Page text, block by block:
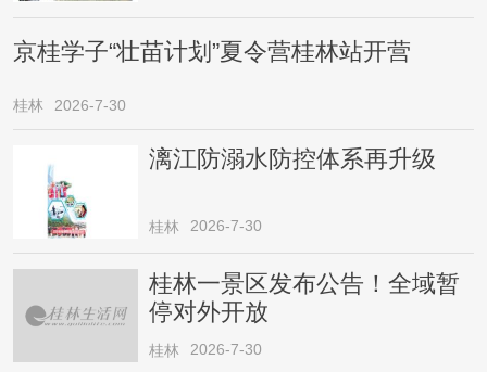
京桂学子“壮苗计划”夏令营桂林站开营
桂林 2026-7-30
漓江防溺水防控体系再升级
桂林 2026-7-30
桂林一景区发布公告！全域暂
停对外开放
桂林 2026-7-30